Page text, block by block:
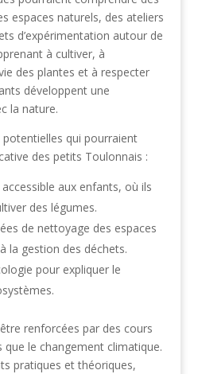
espaces naturels, des ateliers
d’expérimentation autour de
à cultiver, à
des plantes et à respecter
développent une
la nature.
qui pourraient
des petits Toulonnais :
aux enfants, où ils
des légumes.
de nettoyage des espaces
la gestion des déchets.
pour expliquer le
renforcées par des cours
que le changement climatique.
pratiques et théoriques,